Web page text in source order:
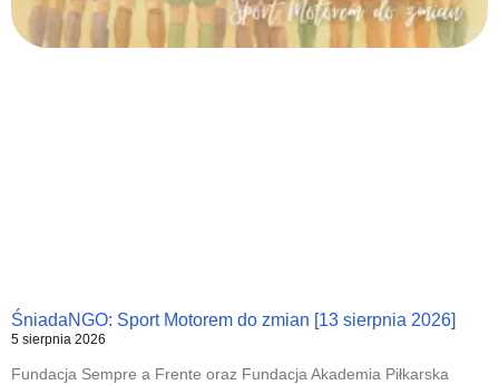
ŚniadaNGO: Sport Motorem do zmian [13 sierpnia 2026]
5 sierpnia 2026
Fundacja Sempre a Frente oraz Fundacja Akademia Piłkarska